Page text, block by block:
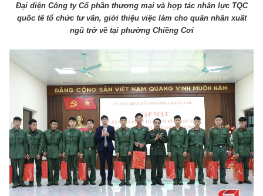
Đại diện Công ty Cổ phần thương mại và hợp tác nhân lực TQC
quốc tế tổ chức tư vấn, giới thiệu việc làm cho quân nhân xuất
ngũ trở về tại phường Chiềng Cơi